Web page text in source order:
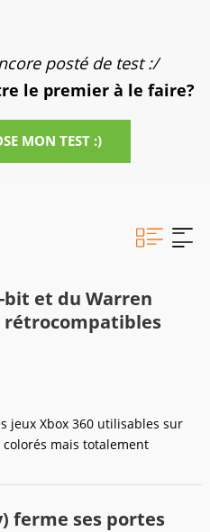
posté de test :/
le premier à le faire?
MON TEST :)
bit et du Warren
rétrocompatibles
jeux Xbox 360 utilisables sur
mais totalement
ferme ses portes